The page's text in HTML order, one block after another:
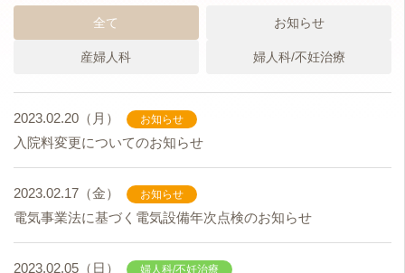
全て お知らせ
産婦人科 婦人科/不妊治療
2023.02.20（月） お知らせ
入院料変更についてのお知らせ
2023.02.17（金） お知らせ
電気事業法に基づく電気設備年次点検のお知らせ
2023.02.05（日） 婦人科/不妊治療